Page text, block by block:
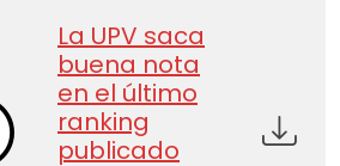
La UPV saca
buena nota
en el último
ranking
publicado